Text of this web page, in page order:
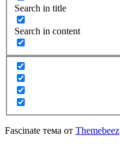
Search in title
Search in content
Fascinate тема от Themebeez